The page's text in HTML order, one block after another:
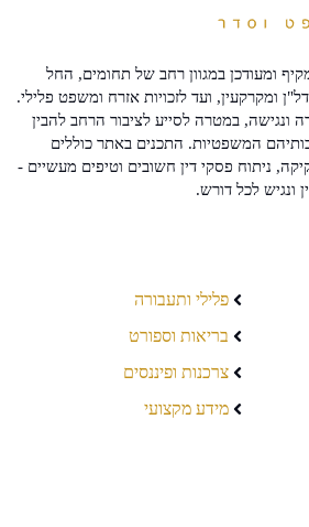
ומעודכן במגוון רחב של תחומים, החל
ומקרקעין, ועד לזכויות אזרח ומשפט פלילי.
ונגישה, במטרה לסייע לציבור הרחב להבין
המשפטיות. התכנים באתר כוללים
ניתוח פסקי דין חשובים וטיפים מעשיים -
ונגיש לכל דורש.
פלילי ותעבורה
בריאות וספורט
צרכנות ופיננסים
מידע מקצועי